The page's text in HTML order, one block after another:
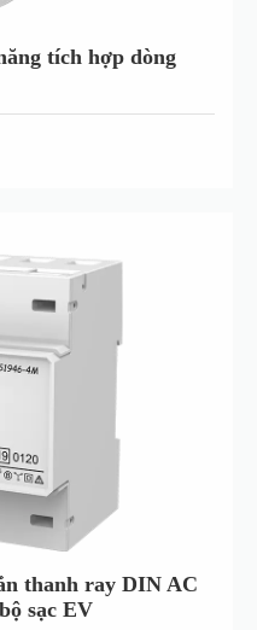
tích hợp dòng
thanh ray DIN AC
sạc EV